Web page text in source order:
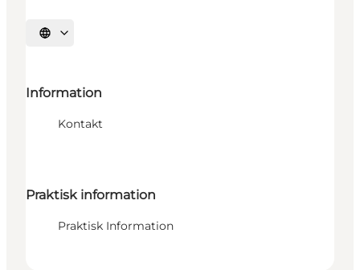
Vælg sprog
Information
Kontakt
Praktisk information
Praktisk Information